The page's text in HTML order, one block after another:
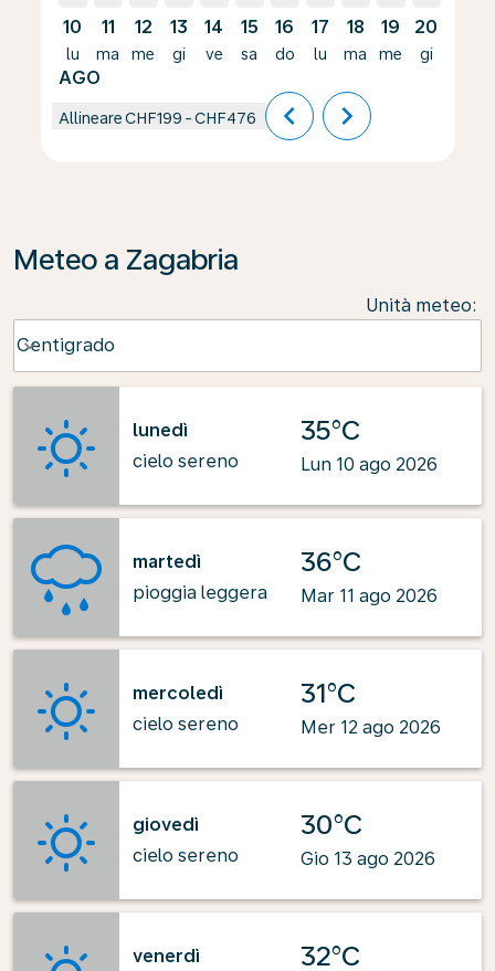
10
lu
AGO
11
ma
12
me
13
gi
14
ve
15
sa
16
do
17
lu
18
ma
19
me
20
gi
AllineareCHF199 -CHF476 chevron_left chevron_right
Meteo a Zagabria
Unità meteo:
Centigrado
keyboard_arrow_down
lunedì
cielo sereno
35°C
Lun 10 ago 2026
martedì
pioggia leggera
36°C
Mar 11 ago 2026
mercoledì
cielo sereno
31°C
Mer 12 ago 2026
giovedì
cielo sereno
30°C
Gio 13 ago 2026
venerdì
32°C